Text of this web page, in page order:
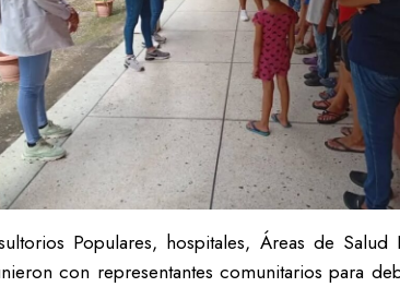
Populares, hospitales, Áreas de
con representantes comunitarios para